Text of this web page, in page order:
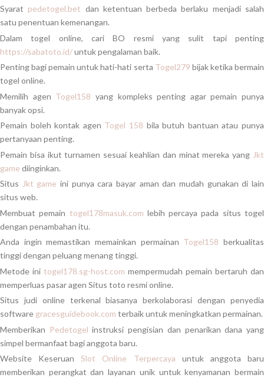
Syarat pedetogel.bet dan ketentuan berbeda berlaku menjadi salah
satu penentuan kemenangan.
Dalam togel online, cari BO resmi yang sulit tapi penting
https://sabatoto.id/untuk pengalaman baik.
Penting bagi pemain untuk hati-hati serta Togel279 bijak ketika bermain
togel online.
Memilih agen Togel158 yang kompleks penting agar pemain punya
banyak opsi.
Pemain boleh kontak agen Togel 158 bila butuh bantuan atau punya
pertanyaan penting.
Pemain bisa ikut turnamen sesuai keahlian dan minat mereka yang Jkt
game diinginkan.
Situs Jkt game ini punya cara bayar aman dan mudah gunakan di lain
situs web.
Membuat pemain togel178masuk.com lebih percaya pada situs togel
dengan penambahan itu.
Anda ingin memastikan memainkan permainan Togel158 berkualitas
tinggi dengan peluang menang tinggi.
Metode ini togel178.sg-host.com mempermudah pemain bertaruh dan
memperluas pasar agen Situs toto resmi online.
Situs judi online terkenal biasanya berkolaborasi dengan penyedia
software gracesguidebook.com terbaik untuk meningkatkan permainan.
Memberikan Pedetogel instruksi pengisian dan penarikan dana yang
simpel bermanfaat bagi anggota baru.
Website KeseruanSlot Online Terpercaya untuk anggota baru
memberikan perangkat dan layanan unik untuk kenyamanan bermain